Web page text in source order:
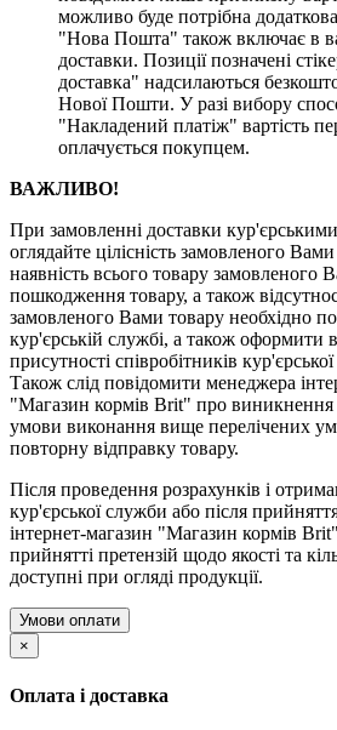
можливо буде потрібна
"Нова Пошта" також включає в
доставки. Позиції позначені
доставка" надсилаються
Нової Пошти. У разі вибору
"Накладений платіж" вартість
оплачується покупцем.
ВАЖЛИВО!
При замовленні доставки
оглядайте цілісність замовленого
наявність всього товару замовленого
пошкодження товару, а також
замовленого Вами товару необхідно
кур'єрській службі, а також оформити
присутності співробітників
Також слід повідомити менеджера
"Магазин кормів Brit" про виникнення
умови виконання вище перелічених
повторну відправку товару.
Після проведення розрахунків і
кур'єрської служби або після
інтернет-магазин "Магазин кормів
прийнятті претензій щодо якості та
доступні при огляді продукції.
Умови оплати
×
Оплата і доставка